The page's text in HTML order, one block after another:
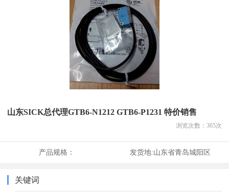
山东SICK总代理GTB6-N1212 GTB6-P1231 特价销售
浏览次数： 365次
产品规格： 发货地:山东省青岛城阳区
关键词